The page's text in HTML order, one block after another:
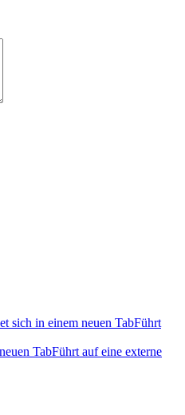
sich in einem neuen TabFührt
TabFührt auf eine externe